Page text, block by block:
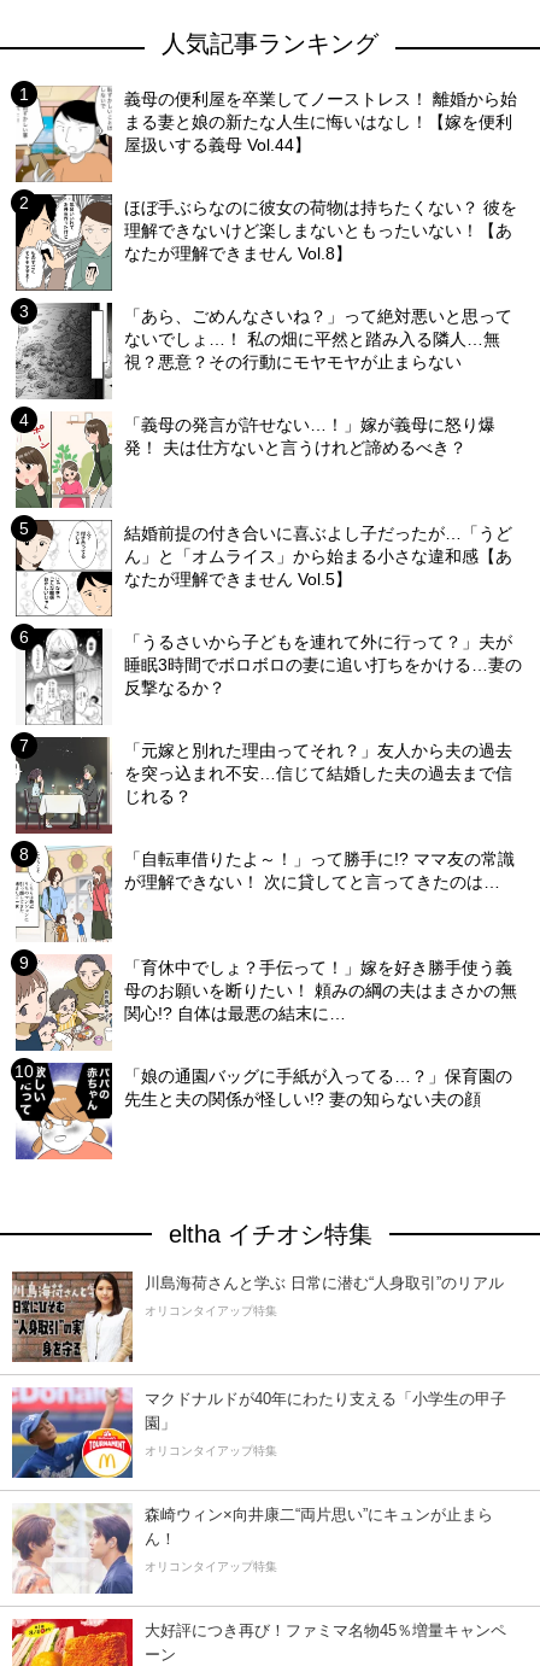
人気記事ランキング
義母の便利屋を卒業してノーストレス！ 離婚から始
まる妻と娘の新たな人生に悔いはなし！【嫁を便利
屋扱いする義母 Vol.44】
ほぼ手ぶらなのに彼女の荷物は持ちたくない？ 彼を
理解できないけど楽しまないともったいない！【あ
なたが理解できません Vol.8】
「あら、ごめんなさいね？」って絶対悪いと思って
ないでしょ…！ 私の畑に平然と踏み入る隣人…無
視？悪意？その行動にモヤモヤが止まらない
「義母の発言が許せない…！」嫁が義母に怒り爆
発！ 夫は仕方ないと言うけれど諦めるべき？
結婚前提の付き合いに喜ぶよし子だったが…「うど
ん」と「オムライス」から始まる小さな違和感【あ
なたが理解できません Vol.5】
「うるさいから子どもを連れて外に行って？」夫が
睡眠3時間でボロボロの妻に追い打ちをかける…妻の
反撃なるか？
「元嫁と別れた理由ってそれ？」友人から夫の過去
を突っ込まれ不安…信じて結婚した夫の過去まで信
じれる？
「自転車借りたよ～！」って勝手に!? ママ友の常識
が理解できない！ 次に貸してと言ってきたのは…
「育休中でしょ？手伝って！」嫁を好き勝手使う義
母のお願いを断りたい！ 頼みの綱の夫はまさかの無
関心!? 自体は最悪の結末に…
「娘の通園バッグに手紙が入ってる…？」保育園の
先生と夫の関係が怪しい!? 妻の知らない夫の顔
eltha イチオシ特集
川島海荷さんと学ぶ 日常に潜む“人身取引”のリアル
オリコンタイアップ特集
マクドナルドが40年にわたり支える「小学生の甲子
園」
オリコンタイアップ特集
森崎ウィン×向井康二“両片思い”にキュンが止まら
ん！
オリコンタイアップ特集
大好評につき再び！ファミマ名物45％増量キャンペ
ーン